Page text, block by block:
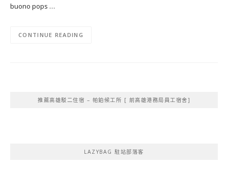
buono pops …
CONTINUE READING
推薦高雄駁二住宿 – 帕鉑候工所 [ 前高雄港務局員工宿舍]
LAZYBAG 駐站部落客